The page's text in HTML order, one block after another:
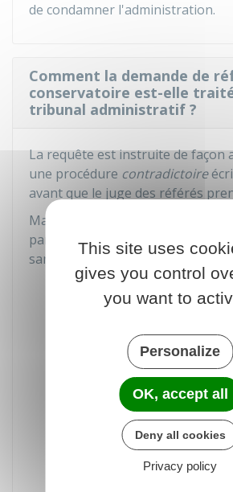
de condamner l'administration.
Comment la demande de
conservatoire est-elle
tribunal administratif ?
La requête est instruite de façon
une procédure contradictoire
avant que le juge des référés
Mais le juge des référés peut
par ordonnance, sans débat
sans audience dans l'un des cas
La requête ne présente
d'urgence(par exemple,
pour exercer un recours
La requête est
compétence du juge
exemple, si la
venir doit être portée
judiciaire)
irrecevable (par exemple,
This site uses
gives you control
you want to
Personalize
OK, accept all
Deny all cookies
Privacy policy